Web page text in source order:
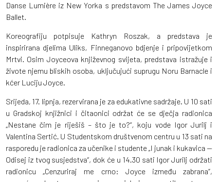
Danse Lumière iz New Yorka s predstavom The James Joyce
Ballet.
Koreografiju potpisuje Kathryn Roszak, a predstava je
inspirirana djelima Uliks, Finneganovo bdjenje i pripovijetkom
Mrtvi. Osim Joyceova književnog svijeta, predstava istražuje i
živote njemu bliskih osoba, uključujući suprugu Noru Barnacle i
kćer Luciju Joyce.
Srijeda, 17. lipnja, rezervirana je za edukativne sadržaje. U 10 sati
u Gradskoj knjižnici i čitaonici održat će se dječja radionica
„Nestane čim je riješiš – što je to?“, koju vode Igor Jurilj i
Valentina Sertić. U Studentskom društvenom centru u 13 sati na
rasporedu je radionica za učenike i studente „I junak i kukavica —
Odisej iz tvog susjedstva“, dok će u 14.30 sati Igor Jurilj održati
radionicu „Cenzuriraj me crno: Joyce između zabrana“,